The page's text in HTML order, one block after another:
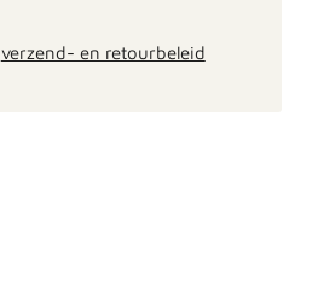
verzend- en retourbeleid